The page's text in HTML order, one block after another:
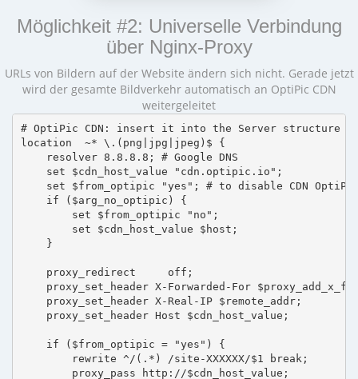
Möglichkeit #2: Universelle Verbindung
über Nginx-Proxy
URLs von Bildern auf der Website ändern sich nicht. Gerade jetzt
wird der gesamte Bildverkehr automatisch an OptiPic CDN
weitergeleitet
# OptiPic CDN: insert it into the Server structure
location  ~* \.(png|jpg|jpeg)$ {
    resolver 8.8.8.8; # Google DNS
    set $cdn_host_value "cdn.optipic.io";
set $from_optipic "yes"; # to disable CDN
    if ($arg_no_optipic) {
        set $from_optipic "no";
        set $cdn_host_value $host;
    }
    proxy_redirect     off;
proxy_set_header X-Forwarded-For
    proxy_set_header X-Real-IP $remote_addr;
    proxy_set_header Host $cdn_host_value;
    if ($from_optipic = "yes") {
        rewrite ^/(.*) /site-XXXXXX/$1 break;
        proxy_pass http://$cdn_host_value;